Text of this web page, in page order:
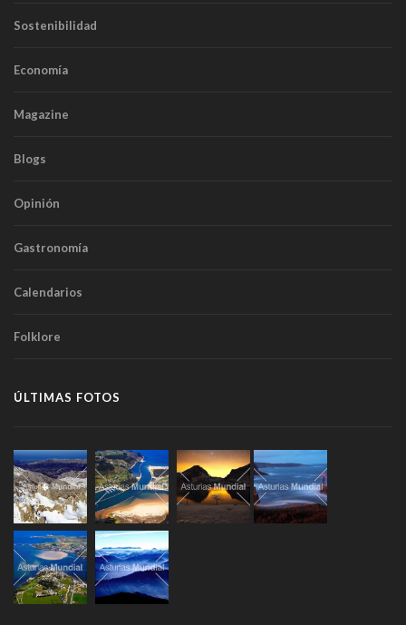
Sostenibilidad
Economía
Magazine
Blogs
Opinión
Gastronomía
Calendarios
Folklore
ÚLTIMAS FOTOS